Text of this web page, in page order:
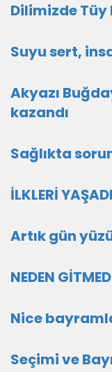
Dilimizde Tüy
Suyu sert,
Akyazı
kazandı
Sağlıkta
İLKLERİ
Artık gün
NEDEN
Nice
Seçimi ve